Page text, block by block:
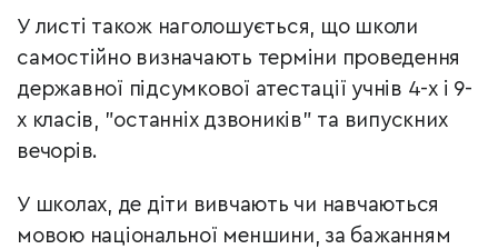
У листі також наголошується, що школи
самостійно визначають терміни проведення
державної підсумкової атестації учнів 4-х і 9-
х класів, "останніх дзвоників" та випускних
вечорів.
У школах, де діти вивчають чи навчаються
мовою національної меншини, за бажанням